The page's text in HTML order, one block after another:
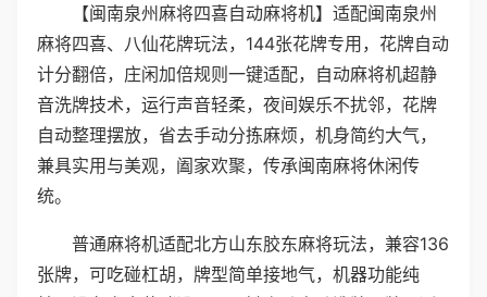
【闽南泉州麻将四喜自动麻将机】适配闽南泉州
麻将四喜、八仙花牌玩法，144张花牌专用，花牌自动
计分翻倍，庄闲加倍规则一键适配，自动麻将机超静
音洗牌技术，运行声音轻柔，夜间娱乐不扰邻，花牌
自动整理摆放，省去手动分拣麻烦，机身简约大气，
兼具实用与美观，阖家欢聚，传承闽南麻将休闲传
统。
普通麻将机适配北方山东胶东麻将玩法，兼容136
张牌，可吃碰杠胡，牌型简单接地气，机器功能纯